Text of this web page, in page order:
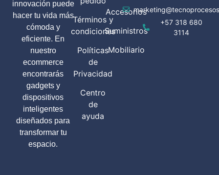
innovación puede
hacer tu vida más
cómoda y
eficiente. En
nuestro
ecommerce
encontrarás
gadgets y
dispositivos
inteligentes
diseñados para
transformar tu
espacio.
Términos y
condiciones
Políticas
de
Privacidad
Centro
de
ayuda
Accesorios
Suministros
Mobiliario
+57 318 680
3114